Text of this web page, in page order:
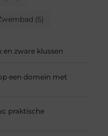
(5)
zware klussen
een domein met
praktische